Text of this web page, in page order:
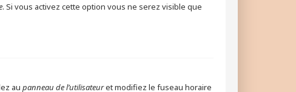
. Si vous activez cette option vous ne serez visible que
au panneau de l’utilisateuret modifiez le fuseau horaire